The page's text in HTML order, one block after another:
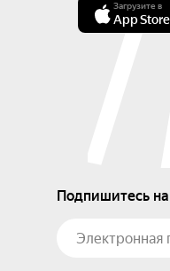
Загрузите в
App Store
Подпишитесь